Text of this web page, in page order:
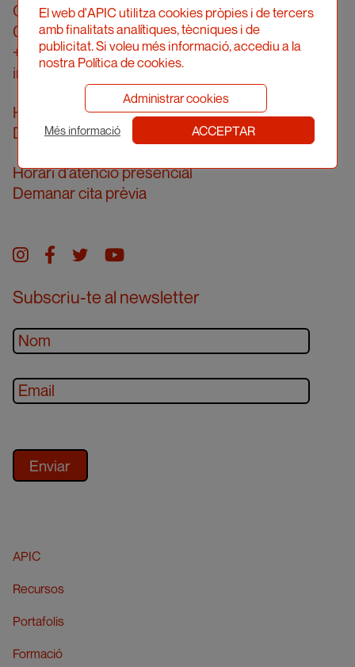
Carrer Londres, 96, pral. 2a
08036 Barcelona
+34 934 161 474
info@apic.cat
Horari d’atenció telefònica
De dilluns a divendres de 10 a 14h
Horari d’atenció presencial
Demanar cita prèvia
Instagram
facebook
twitteryoutube
Subscriu-te al newsletter
APIC
Recursos
Portafolis
Formació
El web d'APIC utilitza cookies pròpies i de tercers
amb finalitats analítiques, tècniques i de
publicitat. Si voleu més informació, accediu a la
nostra Política de cookies.
Administrar cookies
Més informació ACCEPTAR